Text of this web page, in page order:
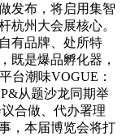
发布，将启用集智
杭州大会展核心。
有品牌、处所特
既是爆品孵化器，
台潮味VOGUE：
从题沙龙同期举
合做、代办署理
，本届博览会将打